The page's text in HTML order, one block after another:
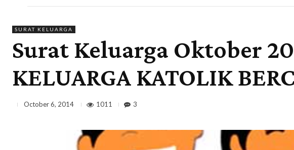
SURAT KELUARGA
Surat Keluarga Oktober
KELUARGA KATOLIK
October 6, 2014 1011 3